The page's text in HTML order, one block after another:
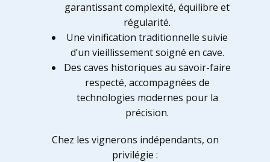
garantissant complexité, équilibre et
régularité.
Une vinification traditionnelle suivie
d’un vieillissement soigné en cave.
Des caves historiques au savoir-faire
respecté, accompagnées de
technologies modernes pour la
précision.
Chez les vignerons indépendants, on
privilégie :